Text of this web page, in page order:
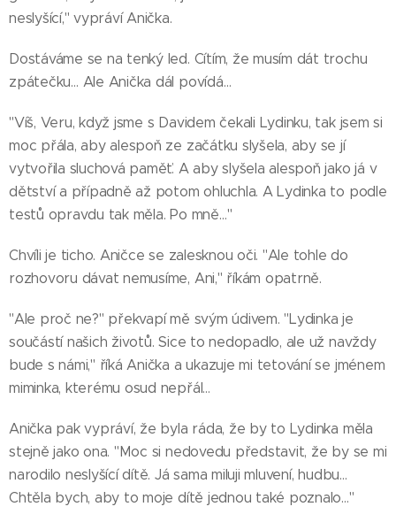
neslyšící," vypráví Anička.
Dostáváme se na tenký led. Cítím, že musím dát trochu
zpátečku… Ale Anička dál povídá…
"Víš, Veru, když jsme s Davidem čekali Lydinku, tak jsem si
moc přála, aby alespoň ze začátku slyšela, aby se jí
vytvořila sluchová paměť. A aby slyšela alespoň jako já v
dětství a případně až potom ohluchla. A Lydinka to podle
testů opravdu tak měla. Po mně…"
Chvíli je ticho. Aničce se zalesknou oči. "Ale tohle do
rozhovoru dávat nemusíme, Ani," říkám opatrně.
"Ale proč ne?" překvapí mě svým údivem. "Lydinka je
součástí našich životů. Sice to nedopadlo, ale už navždy
bude s námi," říká Anička a ukazuje mi tetování se jménem
miminka, kterému osud nepřál…
Anička pak vypráví, že byla ráda, že by to Lydinka měla
stejně jako ona. "Moc si nedovedu představit, že by se mi
narodilo neslyšící dítě. Já sama miluji mluvení, hudbu…
Chtěla bych, aby to moje dítě jednou také poznalo…"